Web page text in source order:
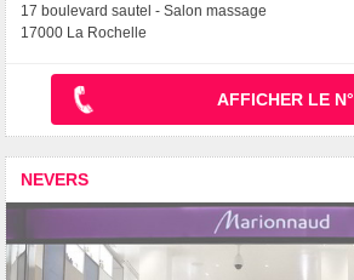
17 boulevard sautel - Salon massage
17000 La Rochelle
AFFICHER LE N°
NEVERS